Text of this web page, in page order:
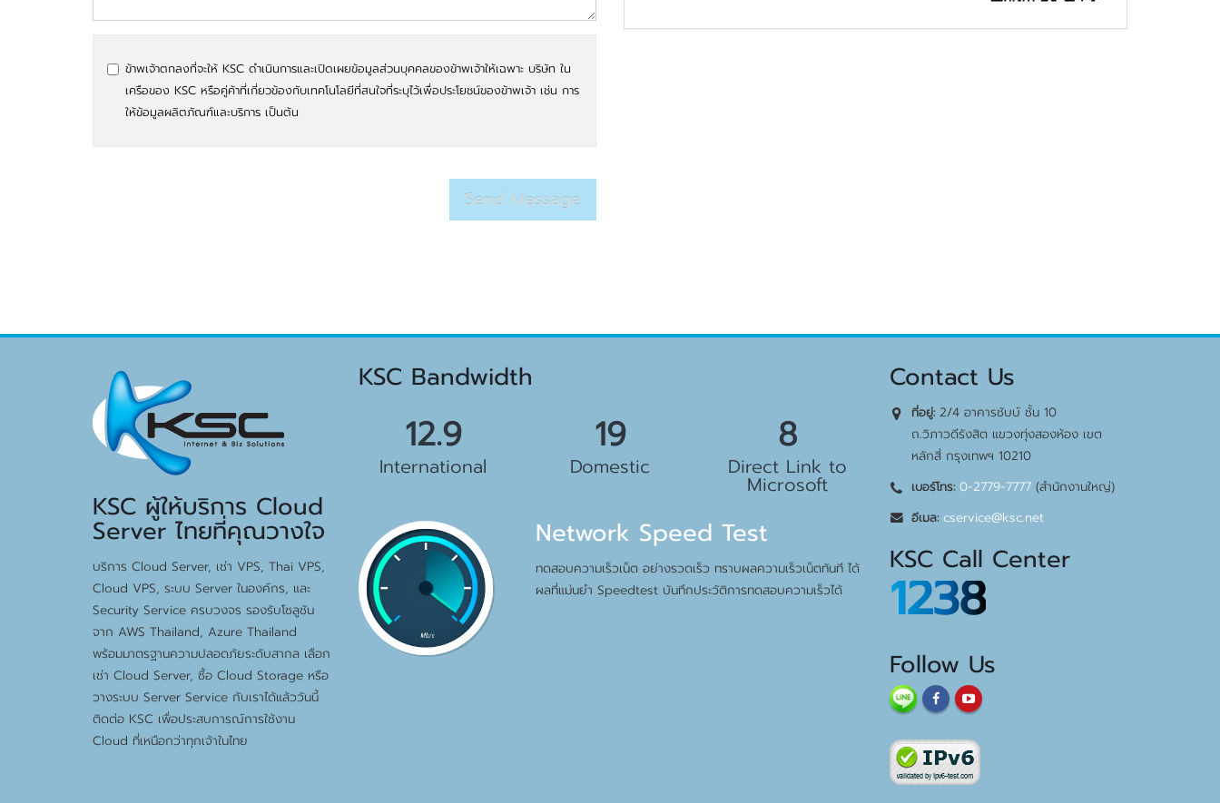
ข้าพเจ้าตกลงที่จะให้ KSC ดำเนินการและเปิดเผยข้อมูลส่วนบุคคลของข้าพเจ้าให้เฉพาะ บริษัท ใน
เครือของ KSC หรือคู่ค้าที่เกี่ยวข้องกับเทคโนโลยีที่สนใจที่ระบุไว้เพื่อประโยชน์ของข้าพเจ้า เช่น การ
ให้ข้อมูลผลิตภัณฑ์และบริการ เป็นต้น
KSC ผู้ให้บริการ Cloud
Server ไทยที่คุณวางใจ
บริการ Cloud Server, เช่า VPS, Thai VPS,
Cloud VPS, ระบบ Server ในองค์กร, และ
Security Service ครบวงจร รองรับโซลูชัน
จาก AWS Thailand, Azure Thailand
พร้อมมาตรฐานความปลอดภัยระดับสากล เลือก
เช่า Cloud Server, ซื้อ Cloud Storage หรือ
วางระบบ Server Service กับเราได้แล้ววันนี้
ติดต่อ KSC เพื่อประสบการณ์การใช้งาน
Cloud ที่เหนือกว่าทุกเจ้าในไทย
KSC Bandwidth
15.5 Gbps
International
23 Gbps
Domestic
10 Gbps
Direct Link to
Microsoft
Network Speed Test
ทดสอบความเร็วเน็ต อย่างรวดเร็ว ทราบผลความเร็วเน็ตทันที ได้
ผลที่แม่นยำ Speedtest บันทึกประวัติการทดสอบความเร็วได้
Contact Us
ที่อยู่:2/4 อาคารชับบ์ ชั้น 10
ถ.วิภาวดีรังสิต แขวงทุ่งสองห้อง เขต
หลักสี่ กรุงเทพฯ 10210
เบอร์โทร: 0-2779-7777(สำนักงานใหญ่)
อีเมล: cservice@ksc.net
KSC Call Center
1238
Follow Us